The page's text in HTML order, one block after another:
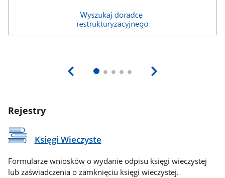
Rejestry
Księgi Wieczyste
Formularze wniosków o wydanie odpisu księgi wieczystej
lub zaświadczenia o zamknięciu księgi wieczystej.